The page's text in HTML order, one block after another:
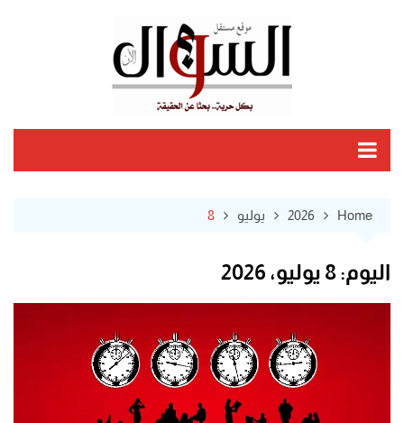
Home
2026 يوليو 8
اليوم:8 يوليو، 2026